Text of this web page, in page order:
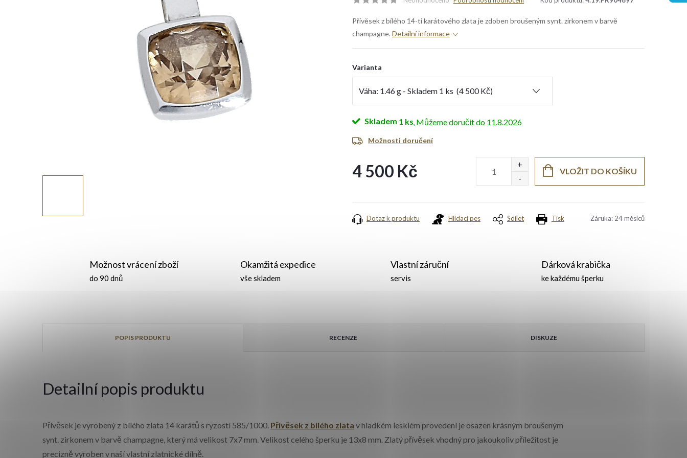
Přívěsek z bílého 14-ti karátového zlata je zdoben broušeným synt. zirkonem v barvě
champagne. Detailní informace
Varianta
Skladem 1 ks 11.8.2026
Možnosti doručení
4 500 Kč VLOŽIT DO KOŠÍKU
Tisk
Dotaz k produktu Hlídací pes Sdílet Záruka: 24 měsíců
Dárková krabička
ke každému šperku
Možnost vrácení zboží
do 90 dnů
Okamžitá expedice
vše skladem
Vlastní záruční
servis
POPIS PRODUKTU RECENZE DISKUZE
Detailní popis produktu
Přívěsek je vyrobený z bílého zlata 14 karátů s ryzostí 585/1000. Přívěsek z bílého zlata v hladkém lesklém provedení je osazen krásným broušeným
synt. zirkonem v barvě champagne, který má velikost 7x7 mm. Velikost celého šperku je 13x8 mm. Zlatý přívěsek vhodný pro jakoukoliv příležitost je
precizně vyroben v naší vlastní zlatnické dílně.